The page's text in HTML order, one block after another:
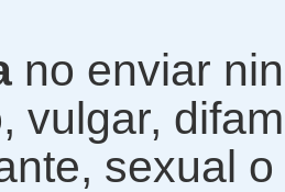
no enviar
vulgar,
sexual